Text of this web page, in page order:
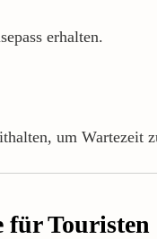
erhalten.
um Wartezeit
für Touristen